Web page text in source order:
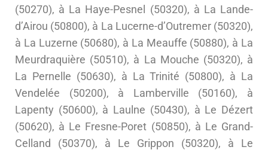
(50270), à La Haye-Pesnel (50320), à La Lande-
d’Airou (50800), à La Lucerne-d’Outremer (50320),
à La Luzerne (50680), à La Meauffe (50880), à La
Meurdraquière (50510), à La Mouche (50320), à
La Pernelle (50630), à La Trinité (50800), à La
Vendelée (50200), à Lamberville (50160), à
Lapenty (50600), à Laulne (50430), à Le Dézert
(50620), à Le Fresne-Poret (50850), à Le Grand-
Celland (50370), à Le Grippon (50320), à Le